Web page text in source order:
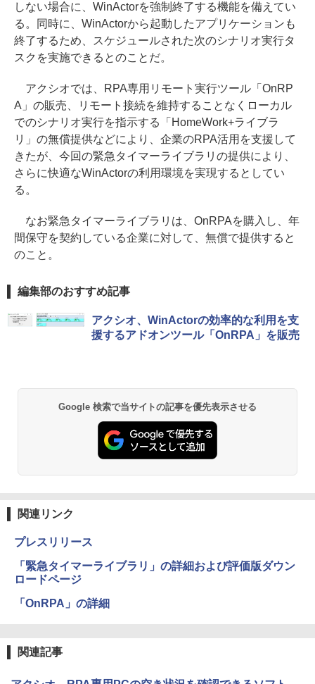
しない場合に、WinActorを強制終了する機能を備えてい
る。同時に、WinActorから起動したアプリケーションも
終了するため、スケジュールされた次のシナリオ実行タ
スクを実施できるとのことだ。
アクシオでは、RPA専用リモート実行ツール「OnRP
A」の販売、リモート接続を維持することなくローカル
でのシナリオ実行を指示する「HomeWork+ライブラ
リ」の無償提供などにより、企業のRPA活用を支援して
きたが、今回の緊急タイマーライブラリの提供により、
さらに快適なWinActorの利用環境を実現するとしてい
る。
なお緊急タイマーライブラリは、OnRPAを購入し、年
間保守を契約している企業に対して、無償で提供すると
のこと。
編集部のおすすめ記事
アクシオ、WinActorの効率的な利用を支
援するアドオンツール「OnRPA」を販売
Google 検索で当サイトの記事を優先表示させる
関連リンク
プレスリリース
「緊急タイマーライブラリ」の詳細および評価版ダウン
ロードページ
「OnRPA」の詳細
関連記事